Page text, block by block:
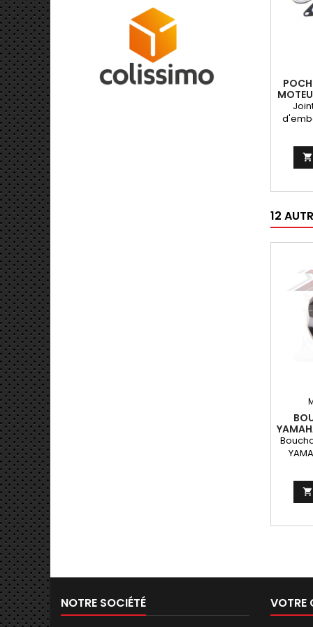
joint
et

12

NOTRE SOCIÉTÉ VOTRE